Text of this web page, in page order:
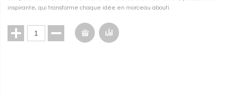
inspirante, qui transforme chaque idée en morceau abouti.